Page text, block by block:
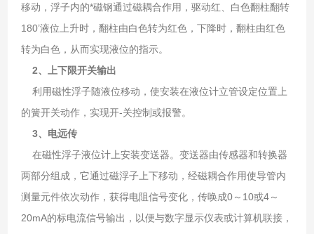
移动，浮子内的*磁钢通过磁耦合作用，驱动红、白色翻柱翻转
180’液位上升时，翻柱由白色转为红色，下降时，翻柱由红色
转为白色，从而实现液位的指示。
2、上下限开关输出
利用磁性浮子随液位移动，使安装在液位计立管设定位置上
的簧开关动作，实现开-关控制或报警。
3、电远传
在磁性浮子液位计上安装变送器。变送器由传感器和转换器
两部分组成，它通过磁浮子上下移动，经磁耦合作用使导管内
测量元件依次动作，获得电阻信号变化，传唤成0～10或4～
20mA的标电流信号输出，以便与数字显示仪表或计算机联接，